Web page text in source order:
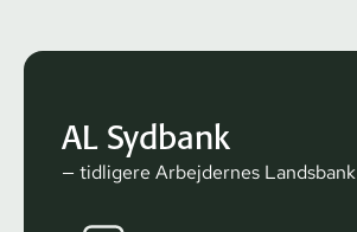
AL Sydbank
— tidligere Arbejdernes Landsbank